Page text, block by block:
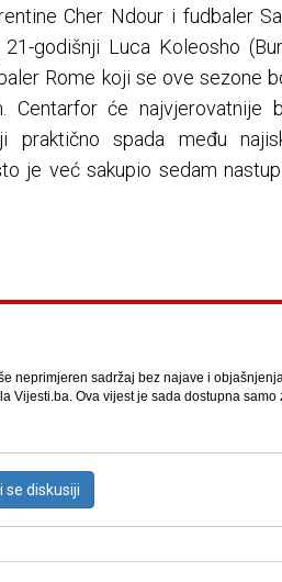
Cher Ndour i fudbaler
godišnji Luca Koleosho
Rome koji se ove sezone
Centarfor će najvjerovatnije
spada među
je već sakupio sedam
neprimjeren sadržaj bez najave i
Vijesti.ba. Ova vijest je sada dostupna samo
se diskusiji